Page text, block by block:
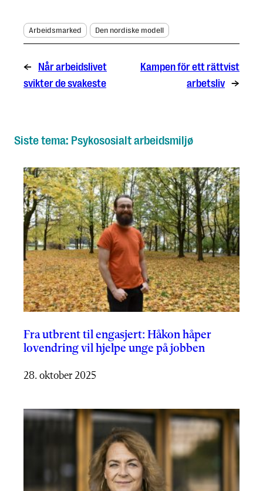
Arbeidsmarked Den nordiske modell
←
Når arbeidslivet
svikter de svakeste
Kampen för ett rättvist
arbetsliv →
Siste tema: Psykososialt arbeidsmiljø
Fra utbrent til engasjert: Håkon håper
lovendring vil hjelpe unge på jobben
28. oktober 2025